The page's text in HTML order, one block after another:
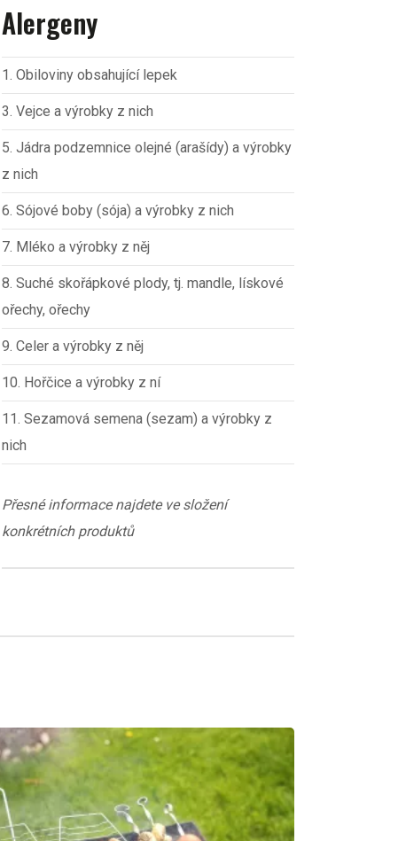
Alergeny
1. Obiloviny obsahující lepek
3. Vejce a výrobky z nich
5. Jádra podzemnice olejné (arašídy) a výrobky
z nich
6. Sójové boby (sója) a výrobky z nich
7. Mléko a výrobky z něj
8. Suché skořápkové plody, tj. mandle, lískové
ořechy, ořechy
9. Celer a výrobky z něj
10. Hořčice a výrobky z ní
11. Sezamová semena (sezam) a výrobky z
nich
Přesné informace najdete ve složení
konkrétních produktů